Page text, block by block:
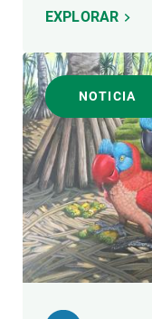
EXPLORAR
NOTICIA